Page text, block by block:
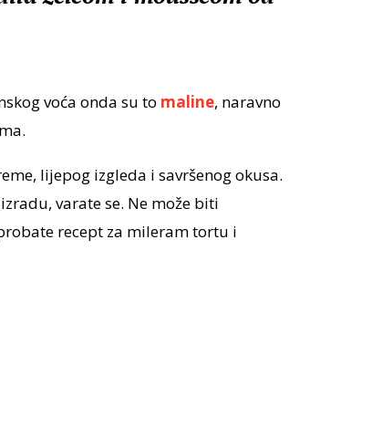
voća onda su to maline, naravno
lijepog izgleda i savršenog okusa.
varate se. Ne može biti
recept za mileram tortu i